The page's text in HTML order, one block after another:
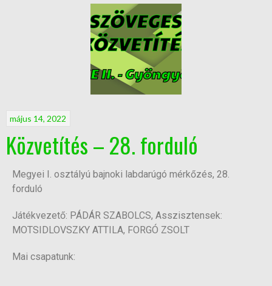
május 14, 2022
Közvetítés – 28. forduló
Megyei I. osztályú bajnoki labdarúgó mérkőzés, 28.
forduló
Játékvezető: PÁDÁR SZABOLCS, Asszisztensek:
MOTSIDLOVSZKY ATTILA, FORGÓ ZSOLT
Mai csapatunk: